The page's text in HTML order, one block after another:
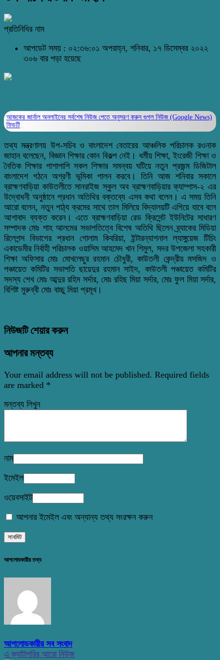
প্রতিনিধির নাম
আপডেট সময় : ০২:৩৬:০১ অপরাহ্ন, শনিবার, ১৭ ডিসেম্বর ২০২২
৩০৬ বার পড়া হয়েছে
আজকের জার্নাল অনলাইনের সর্বশেষ নিউজ পেতে অনুসরণ করুন গুগল নিউজ (Google News)
ফিডটি
তথ্য মন্ত্রণালয় উপ-সচিব ও বাংলাদেশ বেতারের আঞ্চলিক পরিচালক রওনাক
জাহান বলেছেন, বিজ্ঞান শিক্ষার কোন বিকল্প নেই। ধর্মীয় শিক্ষা, ইংরেজী শিক্ষা ও
নৈতিক শিক্ষার পাশাপাশি সকল শিক্ষার সমন্বয় ঘটিয়ে নতুন প্রজন্ম ডিজিটাল
বাংলাদেশ গঠনে অগ্রণী ভূমিকা পালন করবে। তিনি আজ শনিবার সকালে
ব্রাহ্মণবাড়িয়া কাউতলীতে সানরাইজ স্কুল অব ব্রাহ্মণবাড়িয়ার ক্যাম্পাস-২ এর
উদ্বোধনী অনুষ্ঠানে প্রধান অতিথির বক্তব্যে এসব কথা বলেন। এ সময় তিনি
আরো বলেন, নতুন পাঠ্য ক্রমের সাথে তাল মিলিয়ে বিদ্যালয়টি এগিয়ে যাবে বলে
আশাবাদ ব্যক্ত করেন। এতে ব্রাহ্মণবাড়িয়া রেড ক্রিসেন্ট ইউনিটের সাধারণ
সম্পাদক মোঃ শাহ আলমের সভাপতিত্বে বিশেষ অতিথি ছিলেন ব্র্যাকের মিডিয়া
রিলেশন্স বিভাগের প্রধান গোলাম কিবরিয়া, ইন্টারন্যাশনাল ল্যাঙ্গুয়েজ টিচিং
একাডেমীর নির্বাহী পরিচালক ওয়াসিম আহমেদ খান শিমুল, সদর উপজেলা সহকারী
শিক্ষা অফিসার মোঃ মোখলেছুর রহমান চৌধুরী, কাউতলী কেন্দ্রীয় মসজিদ ও
পঞ্চায়েত কমিটির সভাপতি ছায়েদুর রহমান সাইদ, কাউতলী পঞ্চায়েত কমিটির
সদস্য শেখ মোঃ আব্দুর রহিম সর্দার, মোঃ রহিছ মিয়া সর্দার, মোঃ ফুল মিয়া সর্দার,
বিশিষ্ট মুরুব্বী মোঃ বাচ্চু মিয়া প্রমূখ।
নিউজটি শেয়ার করুন
আপনার মন্তব্য
Your email address will not be published. Required fields
are marked *
মন্তব্য লিখুন
নাম
ইমেইল
ওয়েবসাইট
আপনার ইমেইল এবং অন্যান্য তথ্য সংরক্ষন করুন
আপলোডকারীর তথ্য
আপলোডকারীর সব সংবাদ
এ ক্যাটাগরির আরো নিউজ